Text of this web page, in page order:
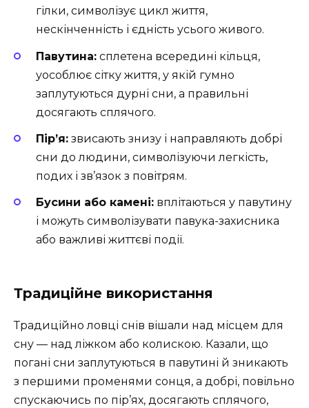
гілки, символізує цикл життя,
нескінченність і єдність усього живого.
Павутина: сплетена всередині кільця,
уособлює сітку життя, у якій гумно
заплутуються дурні сни, а правильні
досягають сплячого.
Пір’я: звисають знизу і направляють добрі
сни до людини, символізуючи легкість,
подих і зв’язок з повітрям.
Бусини або камені: вплітаються у павутину
і можуть символізувати павука-захисника
або важливі життєві події.
Традиційне використання
Традиційно ловці снів вішали над місцем для
сну — над ліжком або колискою. Казали, що
погані сни заплутуються в павутині й зникають
з першими променями сонця, а добрі, повільно
спускаючись по пір’ях, досягають сплячого,